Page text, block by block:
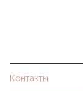
Контакты